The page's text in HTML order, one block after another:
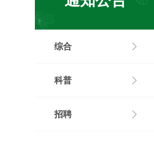
综合
科普
招聘